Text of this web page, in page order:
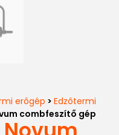
erőgép > Edzőtermi
combfeszítő gép